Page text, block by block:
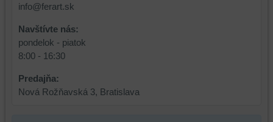
info@ferart.sk
Navštívte nás:
pondelok - piatok
8:00 - 16:30
Predajňa:
Nová Rožňavská 3, Bratislava
dosiahnutie
funkčnosti
platformy,
zážitku
z
prehliadania
ktoré
váš
zážitok
z
prehliadania,
ukladať